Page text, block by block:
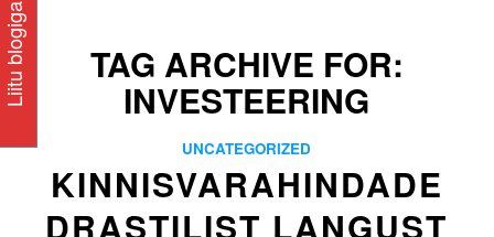
TAG ARCHIVE FOR:
INVESTEERING
UNCATEGORIZED
KINNISVARAHINDADE
DRASTILIST LANGUST
Liitu blogiga